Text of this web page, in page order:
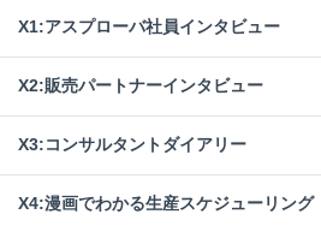
X1:アスプローバ社員インタビュー
X2:販売パートナーインタビュー
X3:コンサルタントダイアリー
X4:漫画でわかる生産スケジューリング